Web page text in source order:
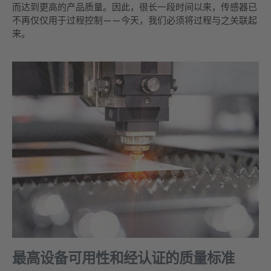
而达到更高的产品质量。因此，很长一段时间以来，传感器已
不再仅仅用于过程控制——今天，我们必须将过程与之关联起
来。
最高设备可用性和经认证的质量标准